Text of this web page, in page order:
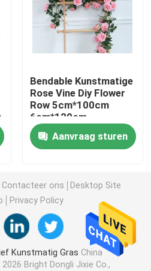
Bendable Kunstmatige
Rose Vine Diy Flower
Row 5cm*100cm
6cm*120cm
Aanvraag sturen
Contacteer ons
Desktop Site
Privacy Policy
Kunstmatig Gras China
Bright Dongli Jixie Co.,